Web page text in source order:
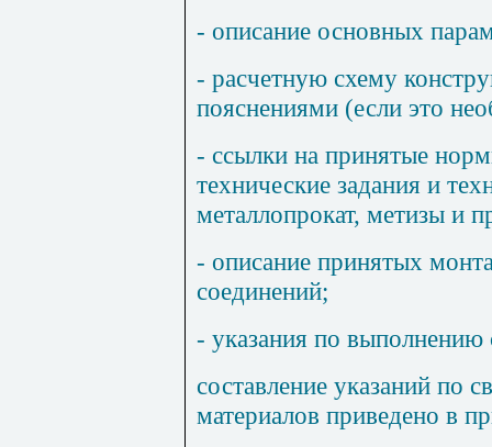
- описание основных
- расчетную схему
пояснениями (если это
- ссылки на принятые
технические задания и
металлопрокат, метизы и
- описание принятых
соединений;
- указания по выполнению
составление указаний по
материалов приведено в